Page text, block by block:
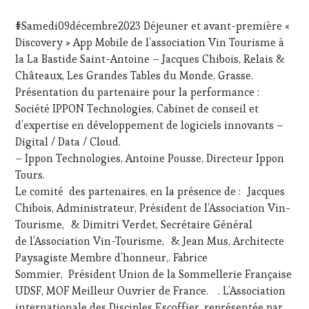
TV,
WEB,
OENOTOURISME,
PARTENAIRES
VIN
TOURISME
PRODUCTEURS
TERROIR,
RESTAURATEUR,
CHEF,
CUISINIER,
ŒNOLOGUE,
SOMMELIER ,
SALONS
INTERNATIONAUX,
VIGNOBLES,
WINE
TOURISM
FAME,
WINE
2023
#Samedi09décembre2023 Déjeuner et avant-première «
Discovery » App Mobile de l’association Vin Tourisme à
la La Bastide Saint-Antoine – Jacques Chibois, Relais &
Châteaux, Les Grandes Tables du Monde, Grasse.
Présentation du partenaire pour la performance :
Société IPPON Technologies, Cabinet de conseil et
d’expertise en développement de logiciels innovants –
Digital / Data / Cloud.
– Ippon Technologies, Antoine Pousse, Directeur Ippon
Tours.
Le comité des partenaires, en la présence de : Jacques
Chibois, Administrateur, Président de l’Association Vin-
Tourisme, & Dimitri Verdet, Secrétaire Général
de l’Association Vin-Tourisme, & Jean Mus, Architecte
Paysagiste Membre d’honneur,. Fabrice
Sommier, Président Union de la Sommellerie Française
UDSF, MOF Meilleur Ouvrier de France. . L’Association